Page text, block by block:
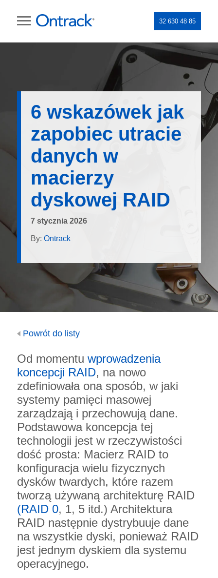
32 630 48 85
6 wskazówek jak
zapobiec utracie
danych w
macierzy
dyskowej RAID
7 stycznia 2026
By: Ontrack
Powrót do listy
Od momentu wprowadzenia
koncepcji RAID, na nowo
zdefiniowała ona sposób, w jaki
systemy pamięci masowej
zarządzają i przechowują dane.
Podstawowa koncepcja tej
technologii jest w rzeczywistości
dość prosta: Macierz RAID to
konfiguracja wielu fizycznych
dysków twardych, które razem
tworzą używaną architekturę RAID
(RAID 0, 1, 5 itd.) Architektura
RAID następnie dystrybuuje dane
na wszystkie dyski, ponieważ RAID
jest jednym dyskiem dla systemu
operacyjnego.